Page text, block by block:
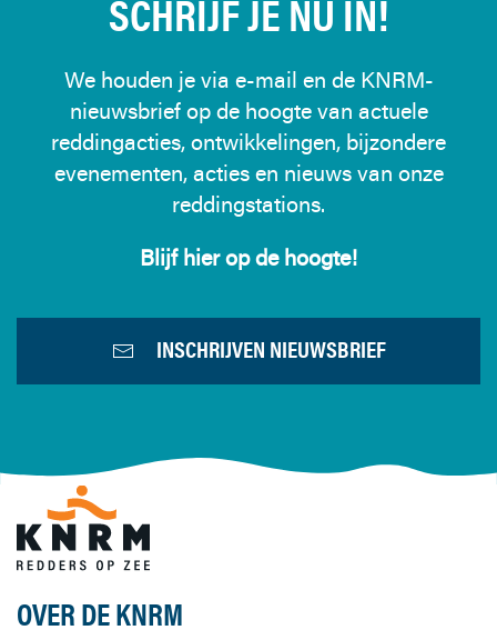
SCHRIJF JE NU IN!
We houden je via e-mail en de KNRM-
nieuwsbrief op de hoogte van actuele
reddingacties, ontwikkelingen, bijzondere
evenementen, acties en nieuws van onze
reddingstations.
Blijf hier op de hoogte!
INSCHRIJVEN NIEUWSBRIEF
OVER DE KNRM